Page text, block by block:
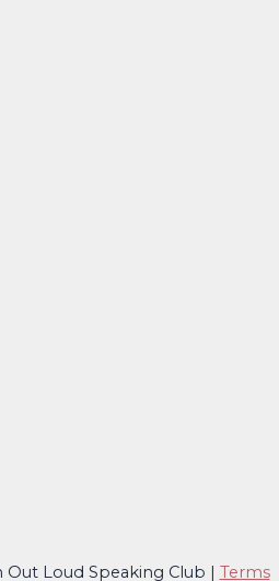
Loud Speaking Club | Terms